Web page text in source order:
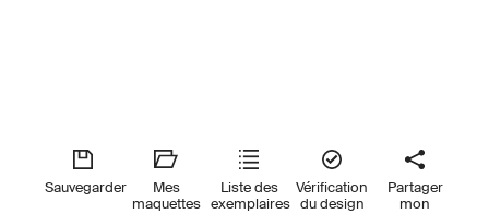
Sauvegarder
Mes
maquettes
Liste des
exemplaires
Vérification
du design
Partager
mon